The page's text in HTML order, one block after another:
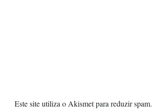
Este site utiliza o Akismet para reduzir spam.